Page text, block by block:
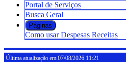
Portal de Serviços
Busca Geral
Páginas
Como usarDespesas Receitas
Última atualização em 07/08/2026 11:21